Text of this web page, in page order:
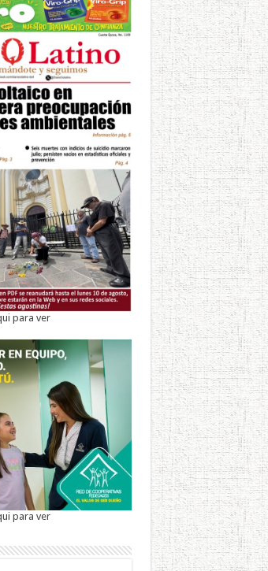
para ver
para ver